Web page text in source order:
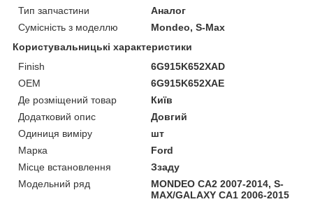
Тип запчастини
Аналог
Сумісність з моделлю
Mondeo, S-Max
Користувальницькі характеристики
Finish
6G915K652XAD
OEM
6G915K652XAE
Де розміщений товар
Київ
Додатковий опис
Довгий
Одиниця виміру
шт
Марка
Ford
Місце встановлення
Ззаду
Модельний ряд
MONDEO CA2 2007-2014, S-
MAX/GALAXY CA1 2006-2015